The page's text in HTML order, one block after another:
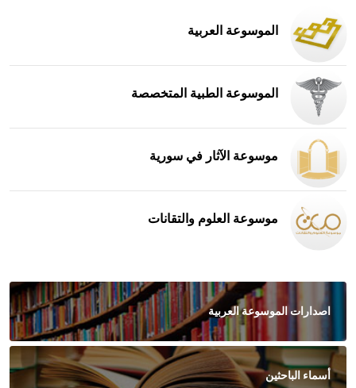
الموسوعة العربية
الموسوعة الطبية المتخصصة
موسوعة الآثار في سورية
موسوعة العلوم والتقانات
اصدارات الموسوعة العربية
أسماء الباحثين